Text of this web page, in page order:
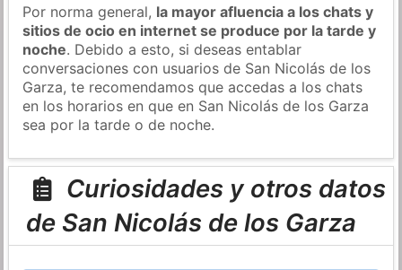
Por norma general, la mayor afluencia a los chats y
sitios de ocio en internet se produce por la tarde y
noche. Debido a esto, si deseas entablar
conversaciones con usuarios de San Nicolás de los
Garza, te recomendamos que accedas a los chats
en los horarios en que en San Nicolás de los Garza
sea por la tarde o de noche.
Curiosidades y otros datos
de San Nicolás de los Garza